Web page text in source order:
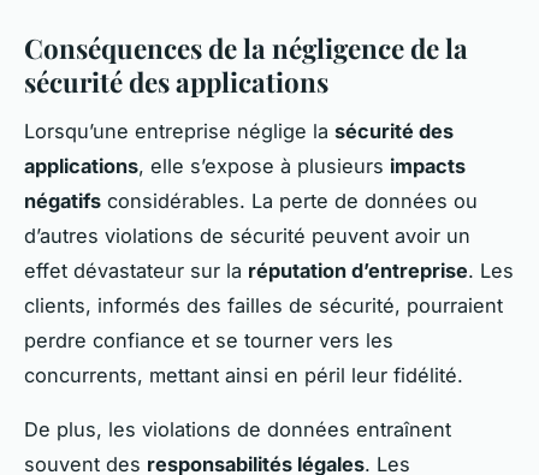
Conséquences de la négligence de la
sécurité des applications
Lorsqu’une entreprise néglige la sécurité des
applications, elle s’expose à plusieurs impacts
négatifs considérables. La perte de données ou
d’autres violations de sécurité peuvent avoir un
effet dévastateur sur la réputation d’entreprise. Les
clients, informés des failles de sécurité, pourraient
perdre confiance et se tourner vers les
concurrents, mettant ainsi en péril leur fidélité.
De plus, les violations de données entraînent
souvent des responsabilités légales. Les